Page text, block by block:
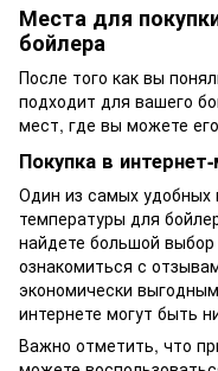
Места для
бойлера
После того как вы
подходит для вашего
мест, где вы можете
Покупка в
Один из самых удобных
температуры для
найдете большой
ознакомиться с
экономически
интернете могут быть
Важно отметить, что